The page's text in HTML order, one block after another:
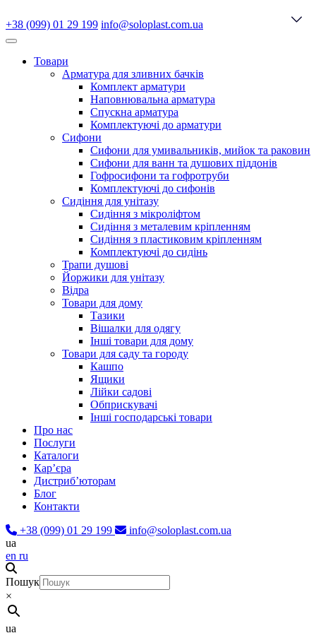
+38 (099) 01 29 199 info@soloplast.com.ua
Товари
Арматура для зливних бачків
Комплект арматури
Наповнювальна арматура
Спускна арматура
Комплектуючі до арматури
Сифони
Сифони для умивальників, мийок та раковин
Сифони для ванн та душових піддонів
Гофросифони та гофротруби
Комплектуючі до сифонів
Сидіння для унітазу
Сидіння з мікроліфтом
Сидіння з металевим кріпленням
Сидіння з пластиковим кріпленням
Комплектуючі до сидінь
Трапи душові
Йоржики для унітазу
Відра
Товари для дому
Тазики
Вішалки для одягу
Інші товари для дому
Товари для саду та городу
Кашпо
Ящики
Лійки садові
Обприскувачі
Інші господарські товари
Про нас
Послуги
Каталоги
Карʼєра
Дистриб’юторам
Блог
Контакти
+38 (099) 01 29 199
info@soloplast.com.ua
ua
en ru
Пошук
×
ua